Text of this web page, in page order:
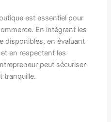
est essentiel pour
En intégrant les
disponibles, en évaluant
en respectant les
peut sécuriser
tranquille.